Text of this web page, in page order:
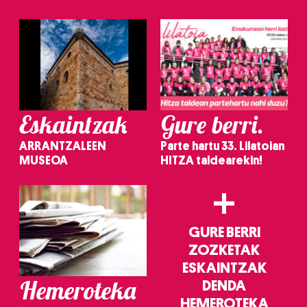
Eskaintzak
ARRANTZALEEN
MUSEOA
Gure berri.
Parte hartu 33. Lilatoian
HITZA taldearekin!
Hemeroteka
+
GURE BERRI
ZOZKETAK
ESKAINTZAK
DENDA
HEMEROTEKA